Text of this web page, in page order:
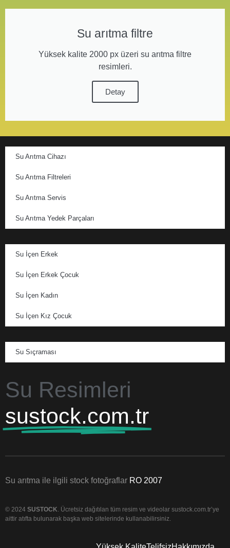
Su arıtma filtre
Yüksek kalite 2000 px üzeri su arıtma filtre
resimleri.
Detay
Su Arıtma Cihazı
Su Arıtma Filtreleri
Su Arıtma Servis
Su Arıtma Yedek Parçaları
Su İçen Erkek
Su İçen Erkek Çocuk
Su İçen Kadın
Su İçen Kız Çocuk
Su Sıçraması
Su Resimleri
sustock.com.tr
Su arıtma ile ilgili stock fotoğraflar RO 2007
© 2024 SUSTOCK . Ücretsiz dağıtılan tüm resim ve videolar sustock.com.tr’ye
aittir atıfta bulunarak başka web sitelerinde kullanabilirsiniz.